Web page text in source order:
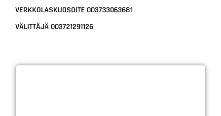
VERKKOLASKUOSOITE 003733063681
VÄLITTÄJÄ 003721291126